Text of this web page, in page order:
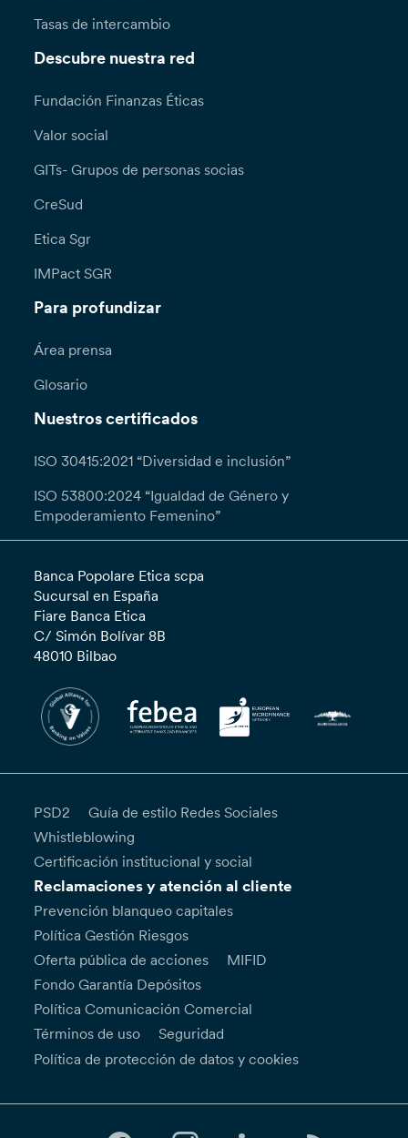
Tasas de intercambio
Descubre nuestra red
Fundación Finanzas Éticas
Valor social
GITs- Grupos de personas socias
CreSud
Etica Sgr
IMPact SGR
Para profundizar
Área prensa
Glosario
Nuestros certificados
ISO 30415:2021 “Diversidad e inclusión”
ISO 53800:2024 “Igualdad de Género y
Empoderamiento Femenino”
Banca Popolare Etica scpa
Sucursal en España
Fiare Banca Etica
C/ Simón Bolívar 8B
48010 Bilbao
PSD2
Guía de estilo Redes Sociales
Whistleblowing
Certificación institucional y social
Reclamaciones y atención al cliente
Prevención blanqueo capitales
Política Gestión Riesgos
Oferta pública de acciones
MIFID
Fondo Garantía Depósitos
Política Comunicación Comercial
Términos de uso
Seguridad
Política de protección de datos y cookies